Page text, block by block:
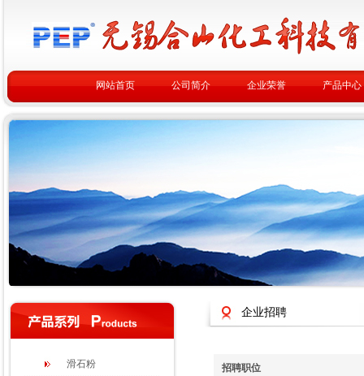
网站首页 公司简介 企业荣誉 产品中心
滑石粉 招聘职位
企业招聘